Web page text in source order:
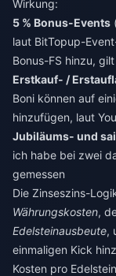
Wirkung:
5 % Bonus-Events
laut BitTopup-
Bonus-FS hinzu,
Erstkauf- /
Boni können auf
hinzufügen, laut
Jubiläums- und
ich habe bei zwei
gemessen
Die Zinseszins-
Währungskosten,
Edelsteinausbeute,
einmaligen Kick
Kosten pro